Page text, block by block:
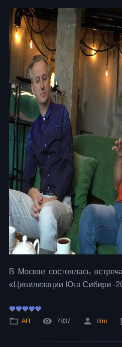
В Москве состоялась
«Цивилизации Юга Сибири -
АП 7837 Bro